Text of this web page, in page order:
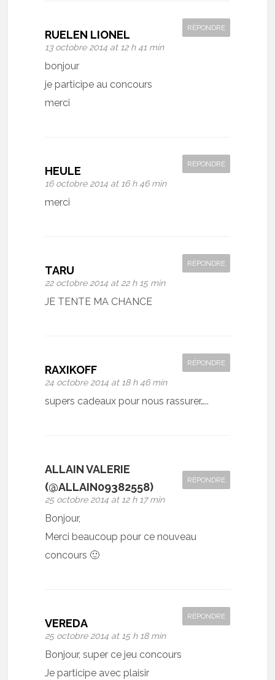
RUELEN LIONEL
13 octobre 2014 at 12 h 41 min
RÉPONDRE
bonjour
je participe au concours
merci
HEULE
16 octobre 2014 at 16 h 46 min
RÉPONDRE
merci
TARU
22 octobre 2014 at 22 h 15 min
RÉPONDRE
JE TENTE MA CHANCE
RAXIKOFF
24 octobre 2014 at 18 h 46 min
RÉPONDRE
supers cadeaux pour nous rassurer…..
ALLAIN VALERIE
(@ALLAIN09382558)
25 octobre 2014 at 12 h 17 min
RÉPONDRE
Bonjour,
Merci beaucoup pour ce nouveau
concours 🙂
VEREDA
25 octobre 2014 at 15 h 18 min
RÉPONDRE
Bonjour, super ce jeu concours
Je participe avec plaisir